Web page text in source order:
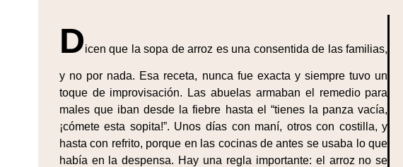
Dicen que la sopa de arroz es una consentida de las familias,
y no por nada. Esa receta, nunca fue exacta y siempre tuvo un
toque de improvisación. Las abuelas armaban el remedio para
males que iban desde la fiebre hasta el “tienes la panza vacía,
¡cómete esta sopita!”. Unos días con maní, otros con costilla, y
hasta con refrito, porque en las cocinas de antes se usaba lo que
había en la despensa. Hay una regla importante: el arroz no se